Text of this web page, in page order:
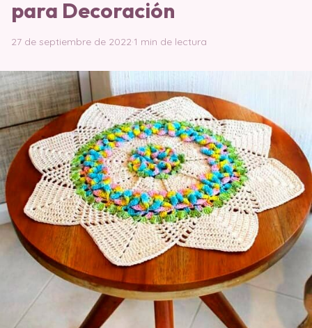
para Decoración
27 de septiembre de 2022·1 min de lectura